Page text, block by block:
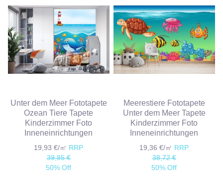
Unter dem Meer Fototapete
Ozean Tiere Tapete
Kinderzimmer Foto
Inneneinrichtungen
19,93 €/㎡ RRP
39,85 €
50% Off
Meerestiere Fototapete
Unter dem Meer Tapete
Kinderzimmer Foto
Inneneinrichtungen
19,36 €/㎡ RRP
38,72 €
50% Off